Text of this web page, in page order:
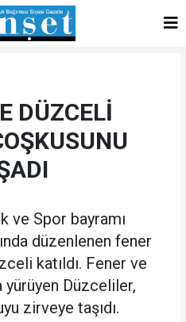
DÜZCELİ
ve Spor bayramı
düzenlenen fener
katıldı. Fener ve
yürüyen Düzceliler,
zirveye taşıdı.